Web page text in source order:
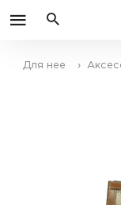
Для нее ›